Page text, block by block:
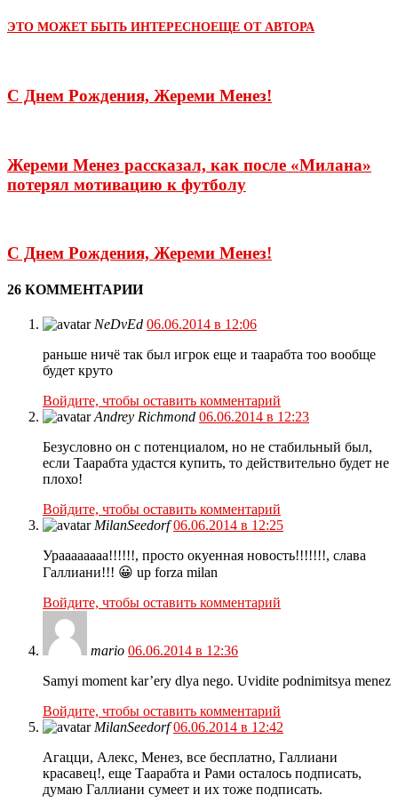
ЭТО МОЖЕТ БЫТЬ ИНТЕРЕСНОЕЩЕ ОТ АВТОРА
С Днем Рождения, Жереми Менез!
Жереми Менез рассказал, как после «Милана»
потерял мотивацию к футболу
С Днем Рождения, Жереми Менез!
26 КОММЕНТАРИИ
NeDvEd 06.06.2014 в 12:06
раньше ничё так был игрок еще и таарабта тоо вообще
будет круто
Войдите, чтобы оставить комментарий
Andrey Richmond 06.06.2014 в 12:23
Безусловно он с потенциалом, но не стабильный был,
если Таарабта удастся купить, то действительно будет не
плохо!
Войдите, чтобы оставить комментарий
MilanSeedorf 06.06.2014 в 12:25
Ураааааааа!!!!!!, просто окуенная новость!!!!!!!, слава
Галлиани!!! 😀 up forza milan
Войдите, чтобы оставить комментарий
mario 06.06.2014 в 12:36
Samyi moment kar’ery dlya nego. Uvidite podnimitsya menez
Войдите, чтобы оставить комментарий
MilanSeedorf 06.06.2014 в 12:42
Агацци, Алекс, Менез, все бесплатно, Галлиани
красавец!, еще Таарабта и Рами осталось подписать,
думаю Галлиани сумеет и их тоже подписать.